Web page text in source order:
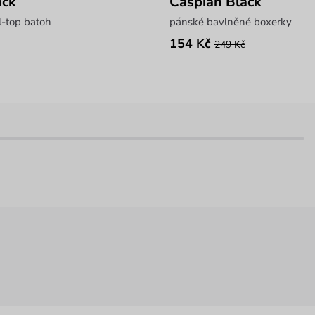
top batoh pánské bavlněné boxerky
154 Kč 249 Kč